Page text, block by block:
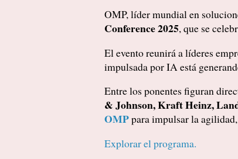
OMP, líder mundial en
Conference 2025, que se
El evento reunirá a líderes
impulsada por IA está
Entre los ponentes figuran
& Johnson, Kraft Heinz,
OMPpara impulsar la
Explorar el programa.